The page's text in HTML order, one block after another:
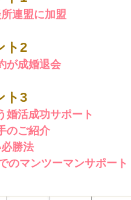
連盟に加盟
ト2
が成婚退会
ト3
婚活成功サポート
のご紹介
勝法
のマンツーマンサポート